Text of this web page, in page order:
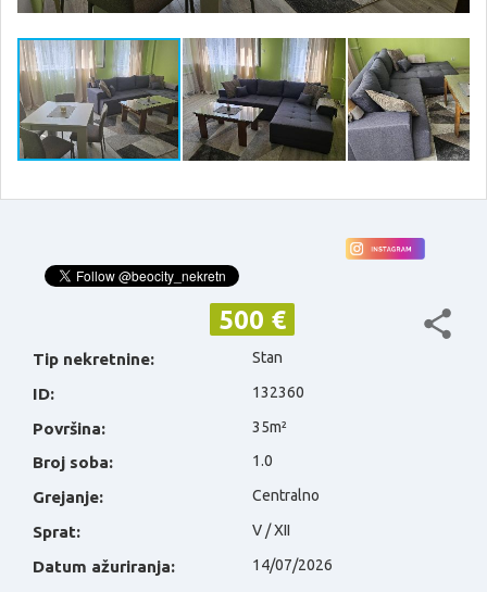
500 €
Tip nekretnine: Stan
ID: 132360
Površina: 35m²
Broj soba: 1.0
Grejanje: Centralno
Sprat: V / XII
Datum ažuriranja: 14/07/2026